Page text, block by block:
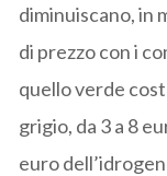
diminuiscano, in
di prezzo con i
quello verde
grigio, da 3 a 8
euro